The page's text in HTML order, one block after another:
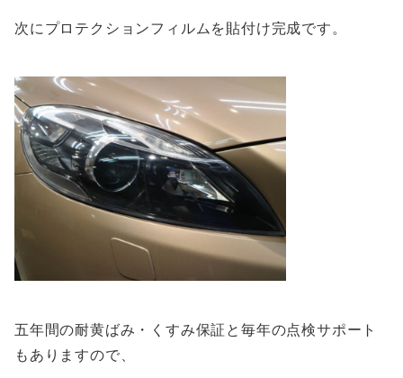
次にプロテクションフィルムを貼付け完成です。
五年間の耐黄ばみ・くすみ保証と毎年の点検サポート
もありますので、